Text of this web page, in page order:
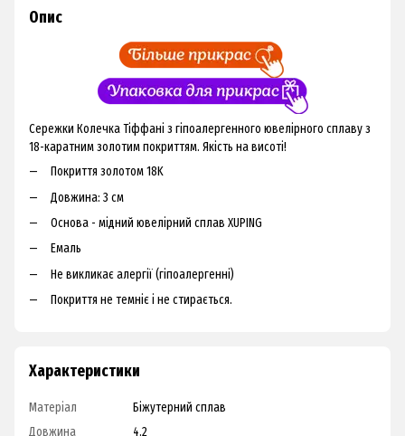
Опис
Сережки Колечка Тіффані з гіпоалергенного ювелірного сплаву з
18-каратним золотим покриттям. Якість на висоті!
Покриття золотом 18K
Довжина: 3 см
Основа - мідний ювелірний сплав XUPING
Емаль
Не викликає алергії (гіпоалергенні)
Покриття не темніє і не стирається.
Характеристики
Матеріал
Біжутерний сплав
Довжина
4.2